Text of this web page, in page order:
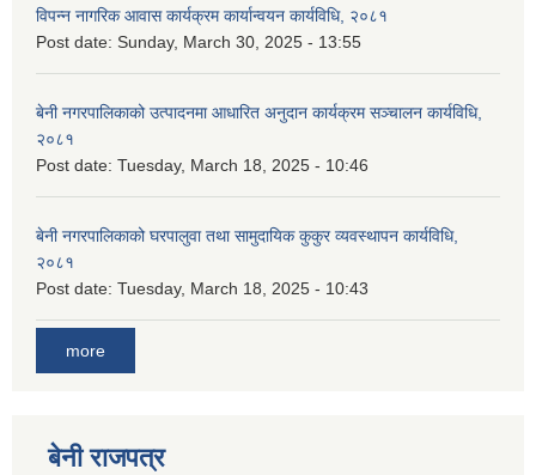
विपन्न नागरिक आवास कार्यक्रम कार्यान्वयन कार्यविधि, २०८१
Post date: Sunday, March 30, 2025 - 13:55
बेनी नगरपालिकाको उत्पादनमा आधारित अनुदान कार्यक्रम सञ्‍चालन कार्यविधि,
२०८१
Post date: Tuesday, March 18, 2025 - 10:46
बेनी नगरपालिकाको घरपालुवा तथा सामुदायिक कुकुर व्यवस्थापन कार्यविधि,
२०८१
Post date: Tuesday, March 18, 2025 - 10:43
more
बेनी राजपत्र